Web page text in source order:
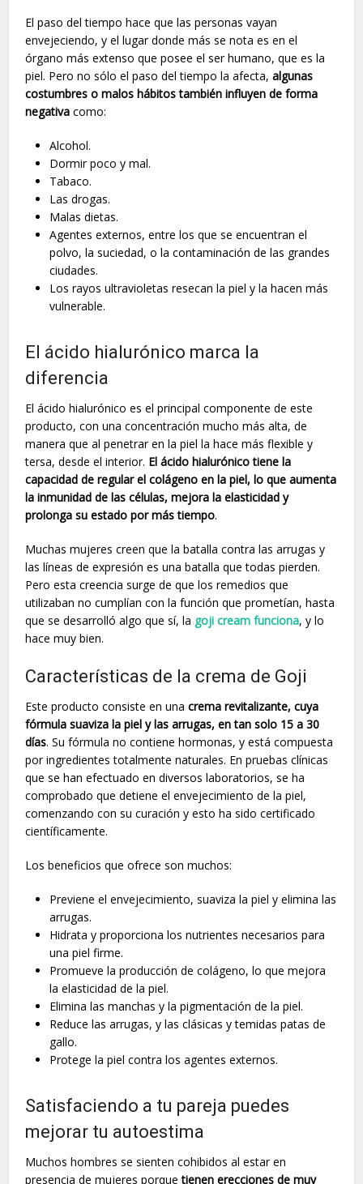
El paso del tiempo hace que las personas vayan
envejeciendo, y el lugar donde más se nota es en el
órgano más extenso que posee el ser humano, que es la
piel. Pero no sólo el paso del tiempo la afecta,algunas
costumbres o malos hábitos también influyen de forma
negativa como:
Alcohol.
Dormir poco y mal.
Tabaco.
Las drogas.
Malas dietas.
Agentes externos, entre los que se encuentran el
polvo, la suciedad, o la contaminación de las grandes
ciudades.
Los rayos ultravioletas resecan la piel y la hacen más
vulnerable.
El ácido hialurónico marca la
diferencia
El ácido hialurónico es el principal componente de este
producto, con una concentración mucho más alta, de
manera que al penetrar en la piel la hace más flexible y
tersa, desde el interior. El ácido hialurónico tiene la
capacidad de regular el colágeno en la piel, lo que aumenta
la inmunidad de las células, mejora la elasticidad y
prolonga su estado por más tiempo.
Muchas mujeres creen que la batalla contra las arrugas y
las líneas de expresión es una batalla que todas pierden.
Pero esta creencia surge de que los remedios que
utilizaban no cumplían con la función que prometían, hasta
que se desarrolló algo que sí, la goji cream funciona, y lo
hace muy bien.
Características de la crema de Goji
Este producto consiste en unacrema revitalizante, cuya
fórmula suaviza la piel y las arrugas, en tan solo 15 a 30
días. Su fórmula no contiene hormonas, y está compuesta
por ingredientes totalmente naturales. En pruebas clínicas
que se han efectuado en diversos laboratorios, se ha
comprobado que detiene el envejecimiento de la piel,
comenzando con su curación y esto ha sido certificado
científicamente.
Los beneficios que ofrece son muchos:
Previene el envejecimiento, suaviza la piel y elimina las
arrugas.
Hidrata y proporciona los nutrientes necesarios para
una piel firme.
Promueve la producción de colágeno, lo que mejora
la elasticidad de la piel.
Elimina las manchas y la pigmentación de la piel.
Reduce las arrugas, y las clásicas y temidas patas de
gallo.
Protege la piel contra los agentes externos.
Satisfaciendo a tu pareja puedes
mejorar tu autoestima
Muchos hombres se sienten cohibidos al estar en
presencia de mujeres porquetienen erecciones de muy